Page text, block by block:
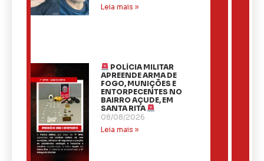
Leia mais »
POLÍCIA MILITAR
APREENDE ARMA DE
FOGO, MUNIÇÕES E
ENTORPECENTES NO
BAIRRO AÇUDE, EM
SANTA RITA
08/08/2026
Leia mais »